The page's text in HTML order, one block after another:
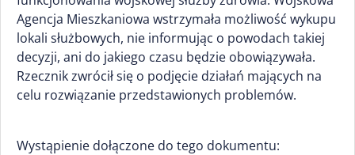
Agencja Mieszkaniowa wstrzymała możliwość wykupu
lokali służbowych, nie informując o powodach takiej
decyzji, ani do jakiego czasu będzie obowiązywała.
Rzecznik zwrócił się o podjęcie działań mających na
celu rozwiązanie przedstawionych problemów.
Wystąpienie dołączone do tego dokumentu: